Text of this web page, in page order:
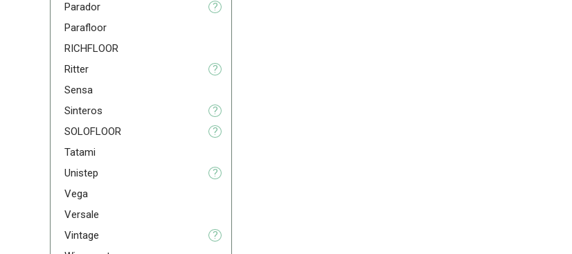
Parador
?
Parafloor
RICHFLOOR
Ritter
?
Sensa
Sinteros
?
SOLOFLOOR
?
Tatami
Unistep
?
Vega
Versale
Vintage
?